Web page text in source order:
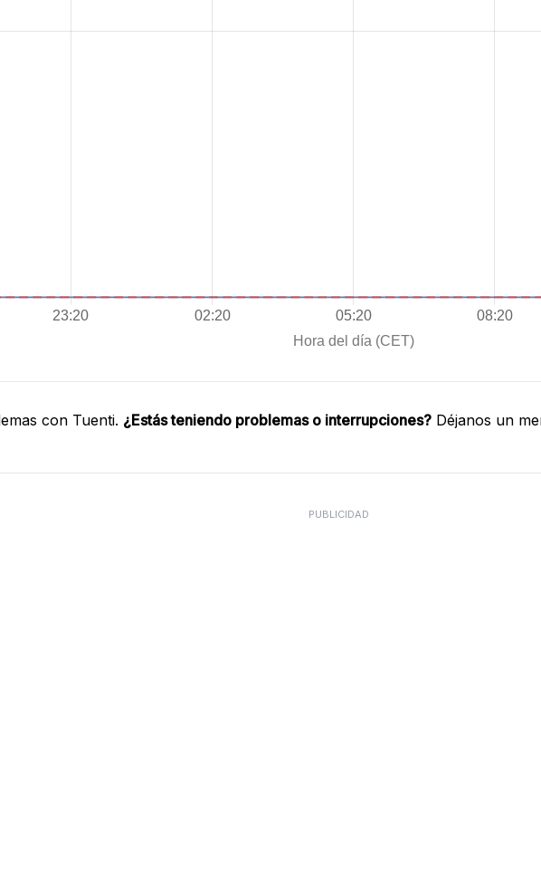
con Tuenti. ¿Estás teniendo problemas o interrupciones? Déjanos un
PUBLICIDAD